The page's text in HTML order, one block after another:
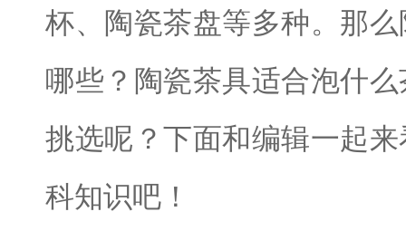
杯、陶瓷茶盘等多种。那
哪些？陶瓷茶具适合泡什
挑选呢？下面和编辑一起
科知识吧！